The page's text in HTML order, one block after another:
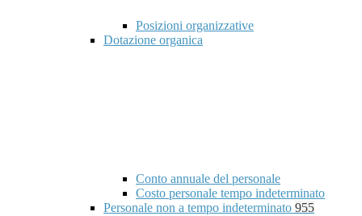
Posizioni organizzative
Dotazione organica
Conto annuale del personale
Costo personale tempo indeterminato
Personale non a tempo indeterminato 955